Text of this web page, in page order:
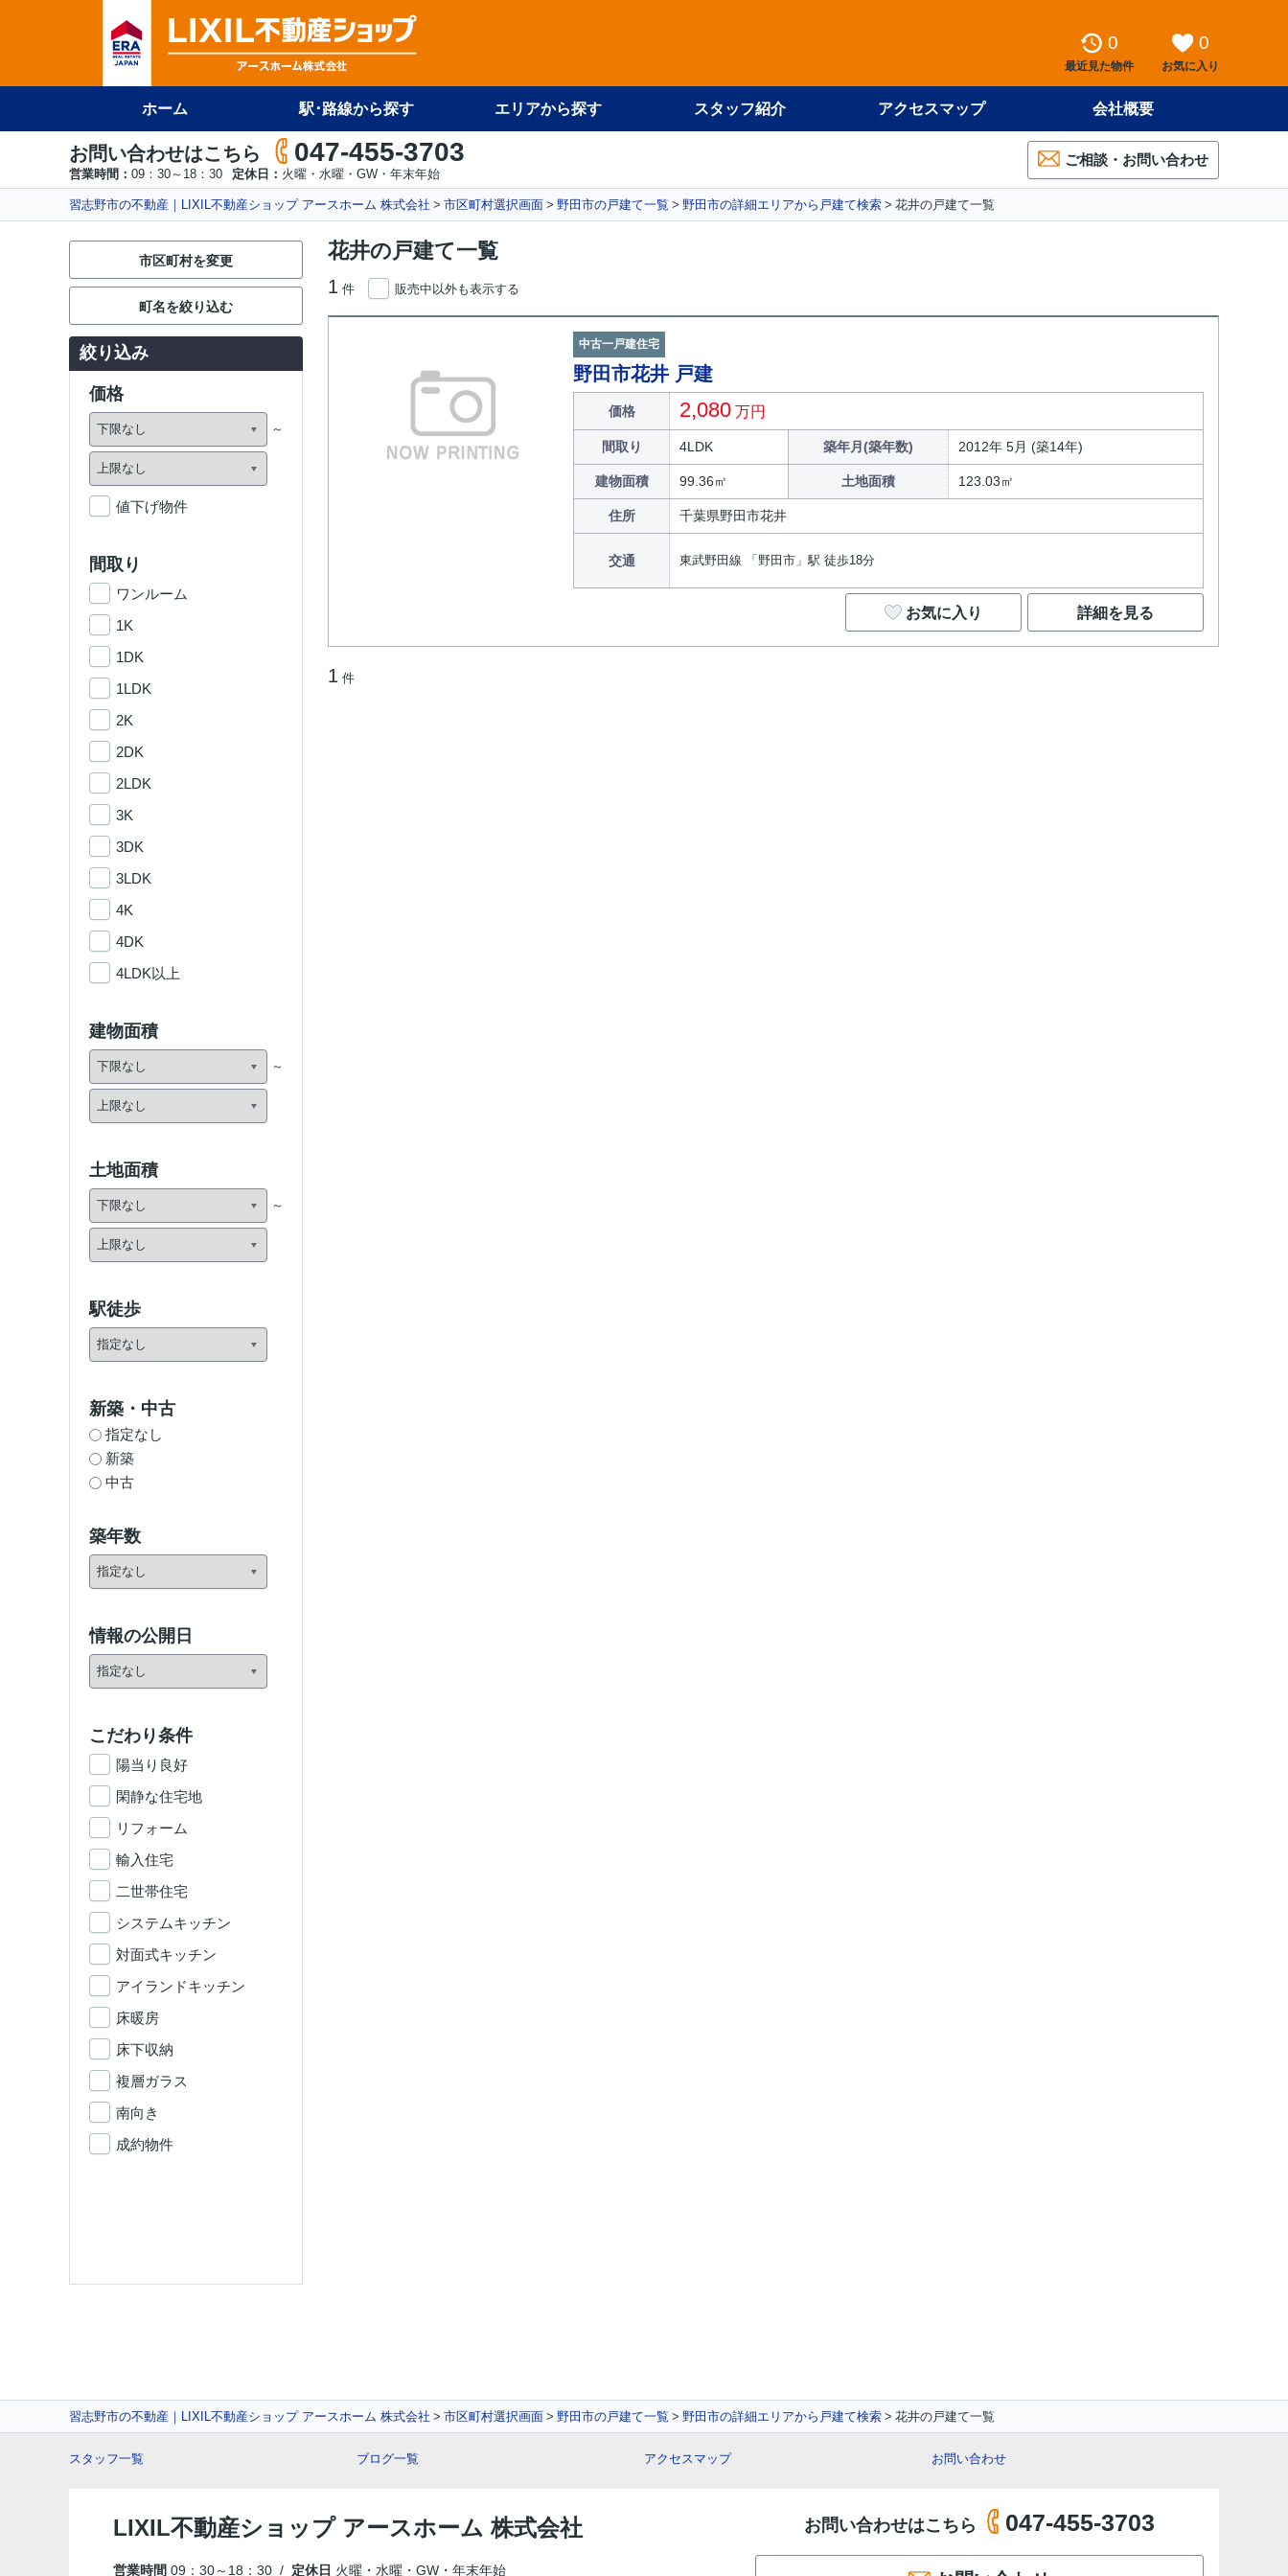
0
最近見た物件
0
お気に入り
ホーム 駅･路線から探す エリアから探す スタッフ紹介 アクセスマップ 会社概要
お問い合わせはこちら 047-455-3703
営業時間： 09：30～18：30 定休日： 火曜・水曜・GW・年末年始
ご相談・お問い合わせ
習志野市の不動産｜LIXIL不動産ショップ アースホーム 株式会社 市区町村選択画面 野田市の戸建て一覧 野田市の詳細エリアから戸建て検索 花井の戸建て一覧
花井の戸建て一覧
1 件 販売中以外も表示する
中古一戸建住宅
野田市花井 戸建
価格 2,080 万円
間取り 4LDK 築年月(築年数) 2012年 5月 (築14年)
建物面積 99.36㎡ 土地面積 123.03㎡
住所 千葉県野田市花井
交通 東武野田線 「野田市」駅 徒歩18分
お気に入り 詳細を見る
1 件
市区町村を変更
町名を絞り込む
絞り込み
価格
値下げ物件
間取り
ワンルーム
1K
1DK
1LDK
2K
2DK
2LDK
3K
3DK
3LDK
4K
4DK
4LDK以上
建物面積
土地面積
駅徒歩
新築・中古
指定なし
新築
中古
築年数
情報の公開日
こだわり条件
陽当り良好
閑静な住宅地
リフォーム
輸入住宅
二世帯住宅
システムキッチン
対面式キッチン
アイランドキッチン
床暖房
床下収納
複層ガラス
南向き
成約物件
習志野市の不動産｜LIXIL不動産ショップ アースホーム 株式会社 市区町村選択画面 野田市の戸建て一覧 野田市の詳細エリアから戸建て検索 花井の戸建て一覧
スタッフ一覧 ブログ一覧 アクセスマップ お問い合わせ
LIXIL不動産ショップ アースホーム 株式会社
営業時間 09：30～18：30 / 定休日 火曜・水曜・GW・年末年始
お問い合わせはこちら 047-455-3703